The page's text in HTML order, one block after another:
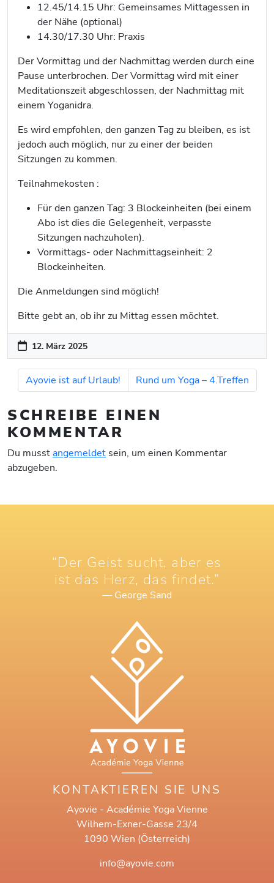
12.45/14.15 Uhr: Gemeinsames Mittagessen in
der Nähe (optional)
14.30/17.30 Uhr: Praxis
Der Vormittag und der Nachmittag werden durch eine
Pause unterbrochen. Der Vormittag wird mit einer
Meditationszeit abgeschlossen, der Nachmittag mit
einem Yoganidra.
Es wird empfohlen, den ganzen Tag zu bleiben, es ist
jedoch auch möglich, nur zu einer der beiden
Sitzungen zu kommen.
Teilnahmekosten :
Für den ganzen Tag: 3 Blockeinheiten (bei einem
Abo ist dies die Gelegenheit, verpasste
Sitzungen nachzuholen).
Vormittags- oder Nachmittagseinheit: 2
Blockeinheiten.
Die Anmeldungen sind möglich!
Bitte gebt an, ob ihr zu Mittag essen möchtet.
12. März 2025
Ayovie ist auf Urlaub! Rund um Yoga – 4.Treffen
SCHREIBE EINEN
KOMMENTAR
Du musstangemeldet sein, um einen Kommentar
abzugeben.
“Der Geist sucht, aber es
ist das Herz, das findet.”
— George Sand
KONTAKTIEREN SIE UNS
Ayovie - Académie Yoga Vienne
Wilhem-Exner-Gasse 23/4
1090 Wien (Österreich)
info@ayovie.com